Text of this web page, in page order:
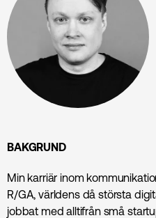
BAKGRUND
Min karriär inom
R/GA, världens då största
jobbat med alltifrån små